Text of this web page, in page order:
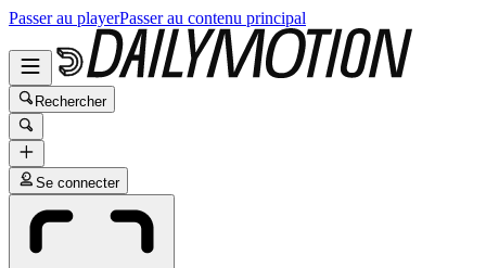
Passer au playerPasser au contenu principal
Rechercher
Se connecter